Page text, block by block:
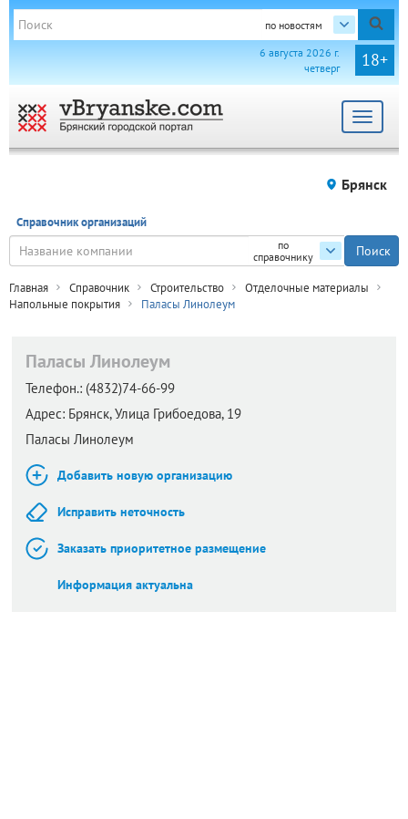
по новостям
18+
6 августа 2026 г.
четверг
Toggle
Брянск
Справочник организаций
по
справочнику
Главная Справочник Строительство
Отделочные материалы
Напольные покрытия
Паласы Линолеум
Паласы Линолеум
Телефон.: (4832)74-66-99
Адрес: Брянск,Улица Грибоедова, 19
Паласы Линолеум
Добавить новую организацию
Исправить неточность
Заказать приоритетное размещение
Информация актуальна